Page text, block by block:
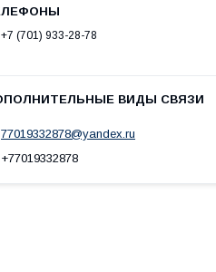
+7 (701) 933-28-78
77019332878@yandex.ru
+77019332878